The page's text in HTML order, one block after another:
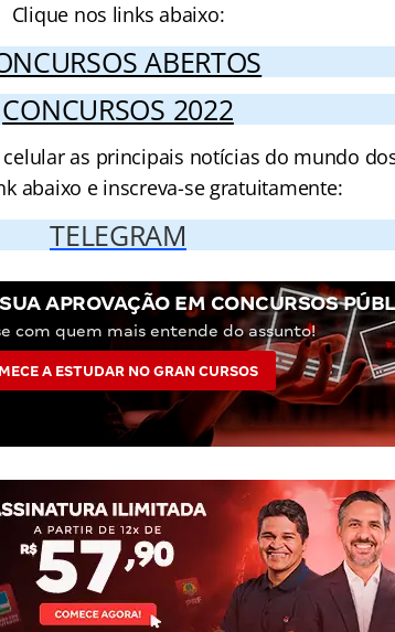
Clique nos links abaixo:
ABERTOS
CONCURSOS 2022
as principais notícias do mundo
abaixo e inscreva-se gratuitamente:
TELEGRAM
APROVAÇÃO EM CONCURSOS
com quem mais entende do assunto!
A ESTUDAR NO GRAN CURSOS